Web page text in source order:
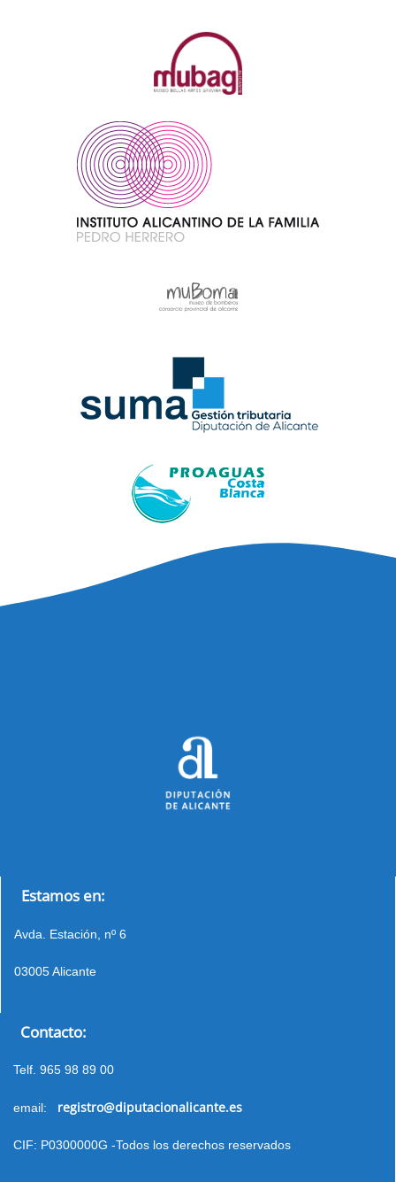
Estamos en:
Avda. Estación, nº 6
03005 Alicante
Contacto:
Telf. 965 98 89 00
email: registro@diputacionalicante.es
CIF: P0300000G -Todos los derechos reservados